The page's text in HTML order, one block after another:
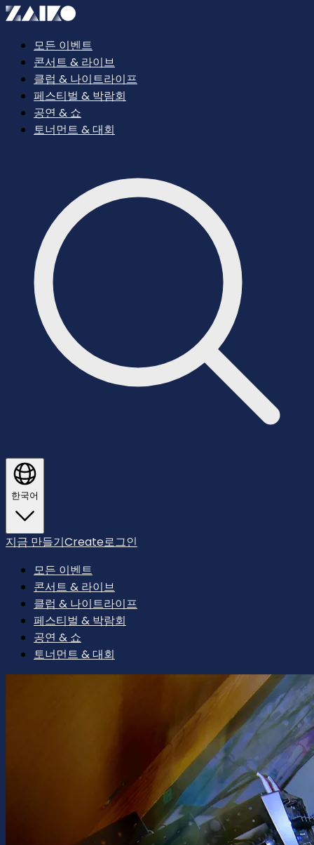
모든 이벤트
콘서트 & 라이브
클럽 & 나이트라이프
페스티벌 & 박람회
공연 & 쇼
토너먼트 & 대회
한국어
지금 만들기Create로그인
모든 이벤트
콘서트 & 라이브
클럽 & 나이트라이프
페스티벌 & 박람회
공연 & 쇼
토너먼트 & 대회